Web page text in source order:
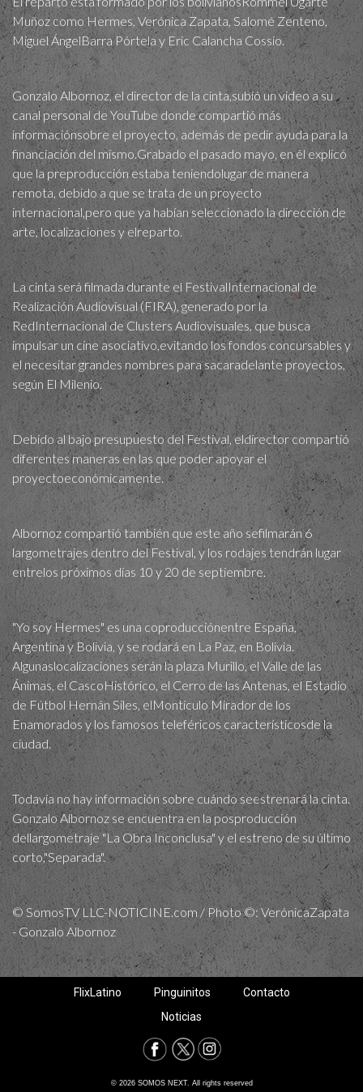
Muñoz como Hermes, Verónica Zapata, Salomé Zenteno,
Miguel ÁngelBarra Pórtela y Eric Calancha Cossío.
Gonzalo Albornoz, el director de la cinta,subió un video a su
canal personal de YouTube donde compartió más
informaciónsobre el proyecto, además de pedir ayuda para la
financiación del mismo.Grabado el pasado mayo, en él explicó
que la preproducción estaba teniendolugar de manera
remota, debido a que se trata de un proyecto
internacional,pero que ya habían seleccionado la dirección de
arte, localizaciones y elreparto.
La cinta será filmada durante el FestivalInternacional de
Realización Audiovisual (FIRA), generado por la
RedInternacional de Clusters Audiovisuales, que busca
impulsar un cine asociativo,evitando los fondos concursables y
el necesitar grandes nombres para sacaradelante proyectos,
según El Milenio.
Debido al bajo presupuesto del Festival, eldirector compartió
diferentes maneras en las que poder apoyar el
proyectoeconómicamente.
Albornoz compartió también que este año sefilmarán 6
largometrajes dentro del Festival, y los rodajes tendrán lugar
entrelos próximos días 10 y 20 de septiembre.
"Yo soy Hermes" es una coproducciónentre España,
Argentina y Bolivia, y se rodará en La Paz, en Bolivia.
Algunaslocalizaciones serán la plaza Murillo, el Valle de las
Ánimas, el CascoHistórico, el Cerro de las Antenas, el Estadio
de Fútbol Hernán Siles, elMontículo Mirador de los
Enamorados y los famosos teleféricos característicosde la
ciudad.
Todavía no hay información sobre cuándo seestrenará la cinta.
Gonzalo Albornoz se encuentra en la posproducción
dellargometraje "La Obra Inconclusa" y el estreno de su último
corto,"Separada".
© SomosTV LLC-NOTICINE.com / Photo ©: VerónicaZapata
- Gonzalo Albornoz
FlixLatino Pinguinitos
Contacto
Noticias
© 2026 SOMOS NEXT. All rights reserved